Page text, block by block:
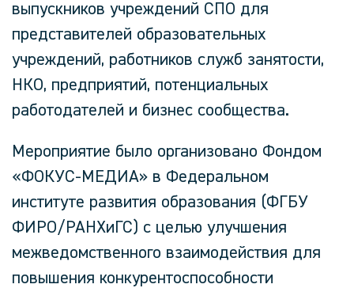
выпускников учреждений СПО для
представителей образовательных
учреждений, работников служб занятости,
НКО, предприятий, потенциальных
работодателей и бизнес сообщества.
Мероприятие было организовано Фондом
«ФОКУС-МЕДИА» в Федеральном
институте развития образования (ФГБУ
ФИРО/РАНХиГС) с целью улучшения
межведомственного взаимодействия для
повышения конкурентоспособности